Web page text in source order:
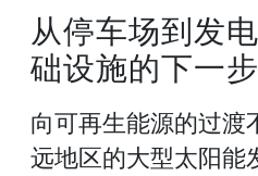
从停车场到发
础设施的下一步
向可再生能源的过渡
远地区的大型太阳能